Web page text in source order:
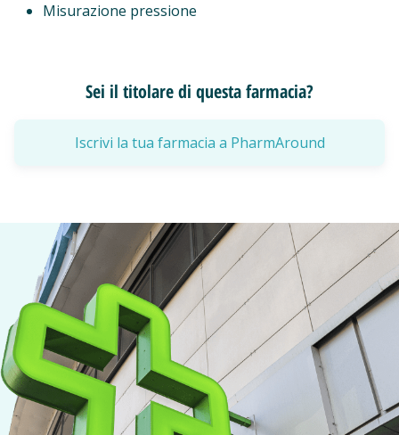
Misurazione pressione
Sei il titolare di questa farmacia?
Iscrivi la tua farmacia a PharmAround